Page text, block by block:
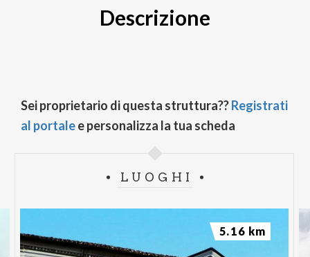
Descrizione
Sei proprietario di questa struttura??Registrati
al portalee personalizza la tua scheda
LUOGHI
5.16 km